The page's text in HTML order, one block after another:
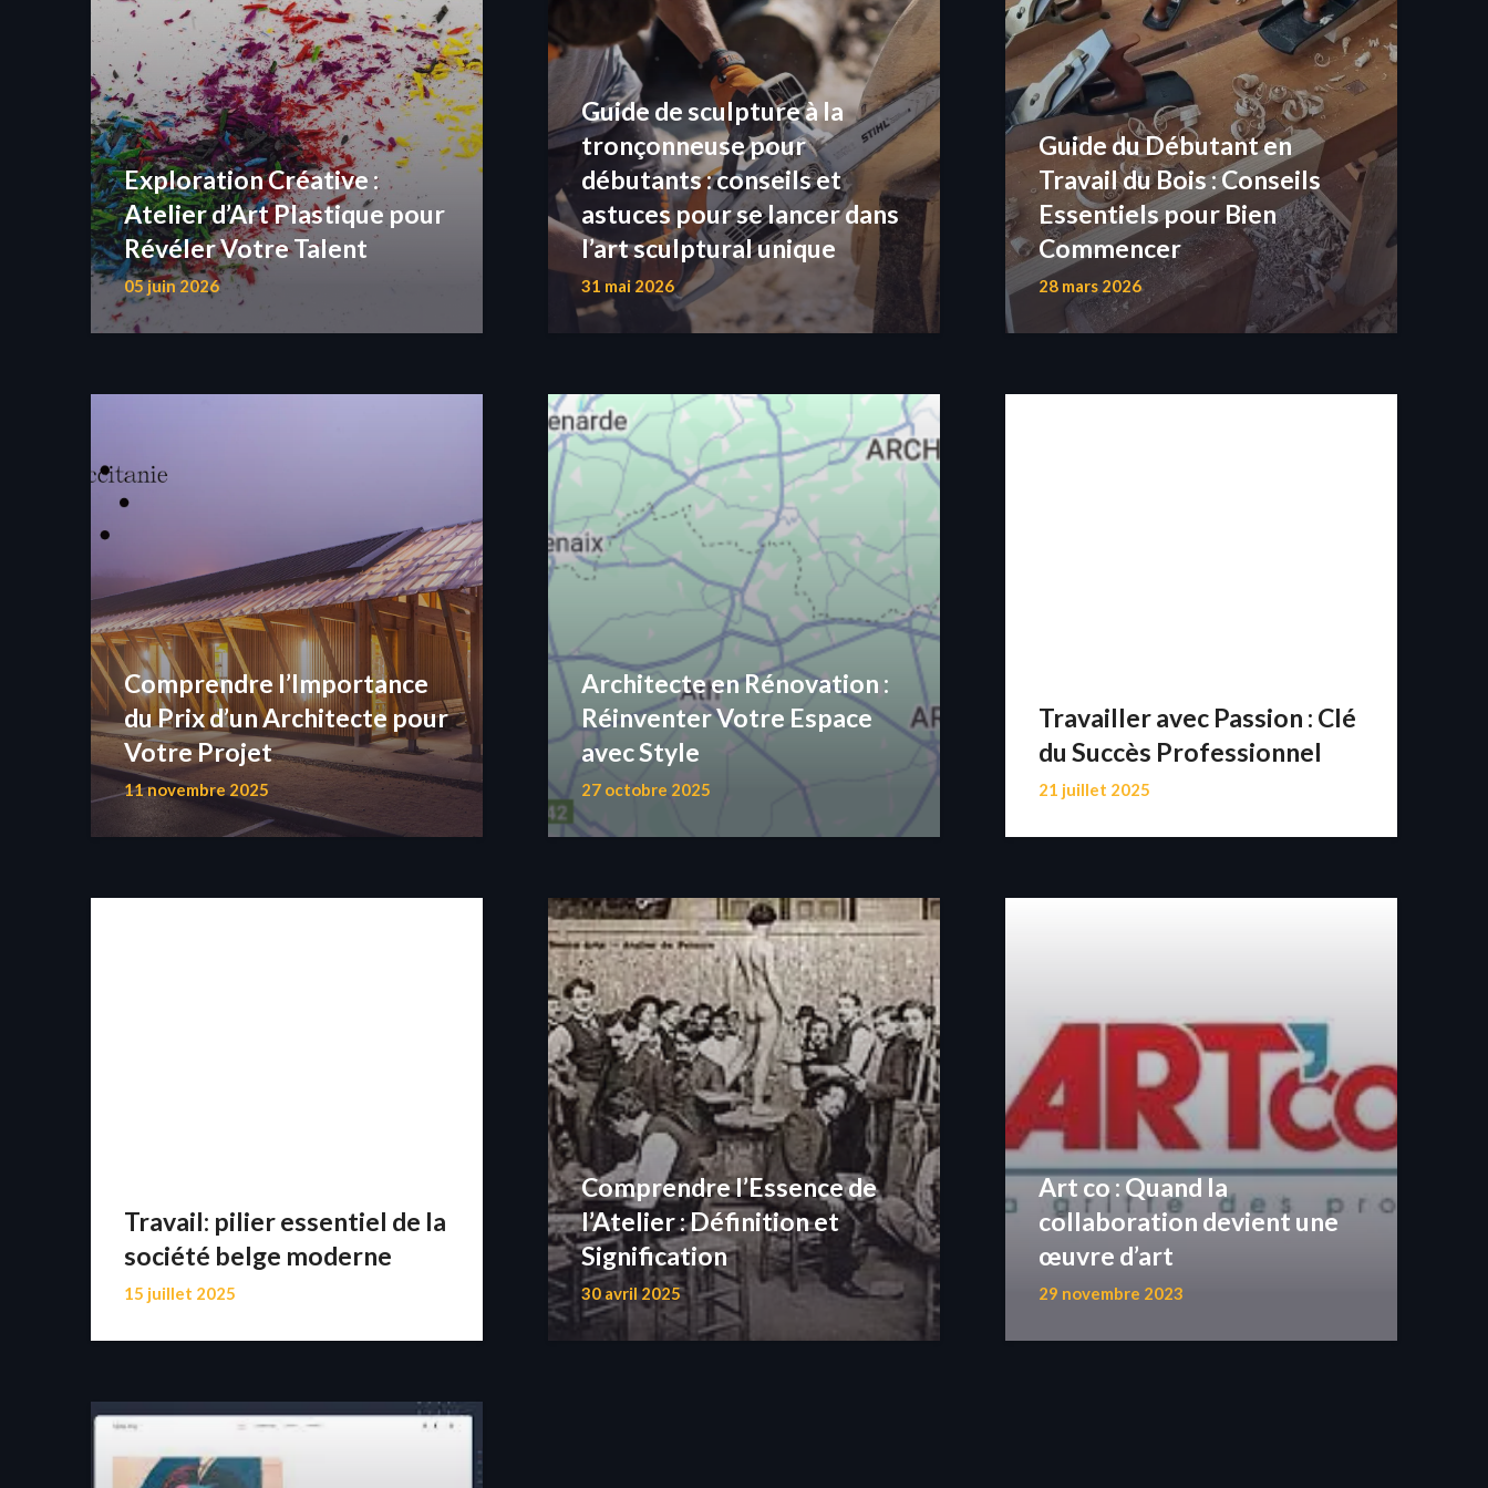
Exploration Créative :
Atelier d’Art Plastique pour
Révéler Votre Talent
05 juin 2026
Guide de sculpture à la
tronçonneuse pour
débutants : conseils et
astuces pour se lancer dans
l’art sculptural unique
31 mai 2026
Guide du Débutant en
Travail du Bois : Conseils
Essentiels pour Bien
Commencer
28 mars 2026
Comprendre l’Importance
du Prix d’un Architecte pour
Votre Projet
11 novembre 2025
Architecte en Rénovation :
Réinventer Votre Espace
avec Style
27 octobre 2025
Travailler avec Passion : Clé
du Succès Professionnel
21 juillet 2025
Travail: pilier essentiel de la
société belge moderne
15 juillet 2025
Comprendre l’Essence de
l’Atelier : Définition et
Signification
30 avril 2025
Art co : Quand la
collaboration devient une
œuvre d’art
29 novembre 2023